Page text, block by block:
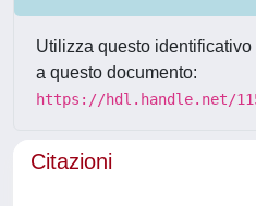
Utilizza questo
a questo documento:
https://hdl.handle.net/
Citazioni